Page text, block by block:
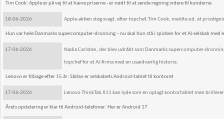
Tim Cook: Apple er på vej til at hæve priserne - er nødt til at sende regning videre til kunderne
18-06-2026 Apple-aktien steg svagt, efter topchef, Tim Cook, meldte ud, at
Hun var hele Danmarks supercomputer-dronning – nu skal hun stå i spidsen for et AI-selskab med
17-06-2026 Nadia Carlsten, der blev udråbt som Danmarks supercomputer-
topchef for et AI-firma med en usædvanlig historie.
Lenovo er tilbage efter 15 år: Sådan er selskabets Android-tablet til kontoret
17-06-2026 Lenovo ThinkTab X11 kan lyde som en oplagt kontortablet men
Årets opdatering er klar til Android-telefoner: Her er Android 17